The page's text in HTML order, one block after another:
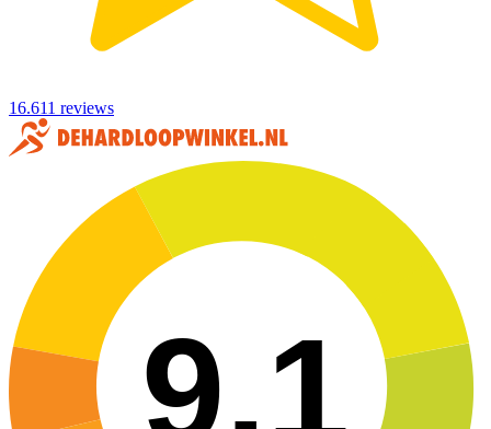
16.611 reviews
9,1